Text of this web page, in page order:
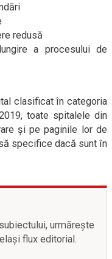
redusă
a procesului de
clasificat în categoria
toate spitalele din
și pe paginile lor de
specifice dacă sunt în
urmărește
flux editorial.